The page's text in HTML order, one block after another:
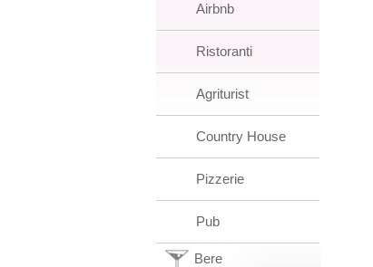
Airbnb
Ristoranti
Agriturist
Country House
Pizzerie
Pub
Bere